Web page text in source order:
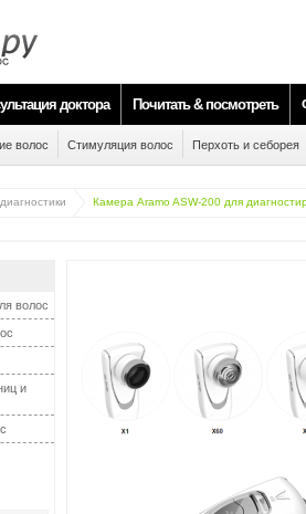
доктора Почитать & посмотреть
волос Стимуляция волос Перхоть и себорея
Камера Aramo ASW-200 для
волос
и